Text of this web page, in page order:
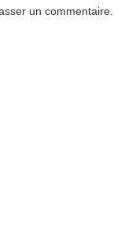
un commentaire.